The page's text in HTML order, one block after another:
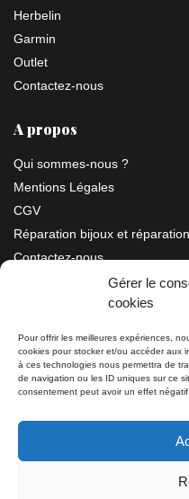
Gérer le
cookies
Pour offrir les meilleures expériences,
cookies pour stocker et/ou accéder aux
à ces technologies nous permettra de
de navigation ou les ID uniques sur ce
consentement peut avoir un effet
Herbelin
Garmin
Outlet
Contactez-nous
A propos
Qui sommes-nous ?
Mentions Légales
CGV
Réparation bijoux et
Contactez-nous
Information
Bijouterie SIAUD11 rue
Tél: 04 93 82 29 34 / 09 78 81